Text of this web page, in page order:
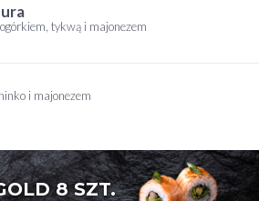
tykwą i majonezem
i majonezem
8 SZT.